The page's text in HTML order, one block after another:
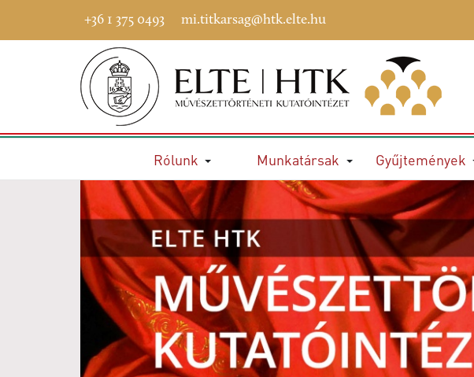
+36 1 375 0493 mi.titkarsag@htk.elte.hu
Rólunk Munkatársak Gyűjtemények